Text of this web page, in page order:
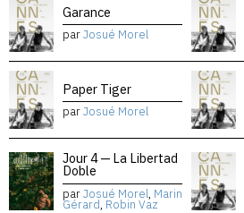
Garance
parJosué Morel
Paper Tiger
parJosué Morel
Jour 4 — La Libertad
Doble
parJosué Morel, Marin
Gérard, Robin Vaz